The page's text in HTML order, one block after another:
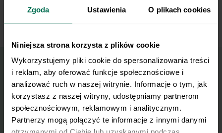
Zgoda Ustawienia O plikach cookies
Niniejsza strona korzysta z plików cookie
Wykorzystujemy pliki cookie do spersonalizowania treści
i reklam, aby oferować funkcje społecznościowe i
analizować ruch w naszej witrynie. Informacje o tym, jak
korzystasz z naszej witryny, udostępniamy partnerom
społecznościowym, reklamowym i analitycznym.
Partnerzy mogą połączyć te informacje z innymi danymi
różyczkami kalafiora i brokuła. Smacznego!
Wyślij przepis na e-mail
Nasze najlepsze przepisy, prosto na Twoja
skrzynkę e-mail.